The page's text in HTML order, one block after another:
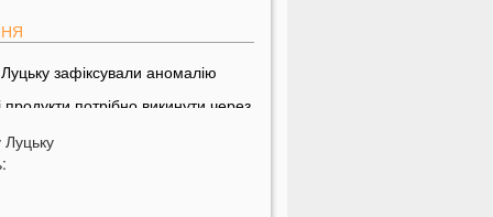
зафіксували аномалію
продукти потрібно викинути через
годин: вони можуть бути
Луцьку